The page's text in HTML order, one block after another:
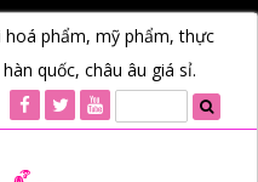
hoá phẩm, mỹ phẩm, thực
quốc, châu âu giá sỉ.